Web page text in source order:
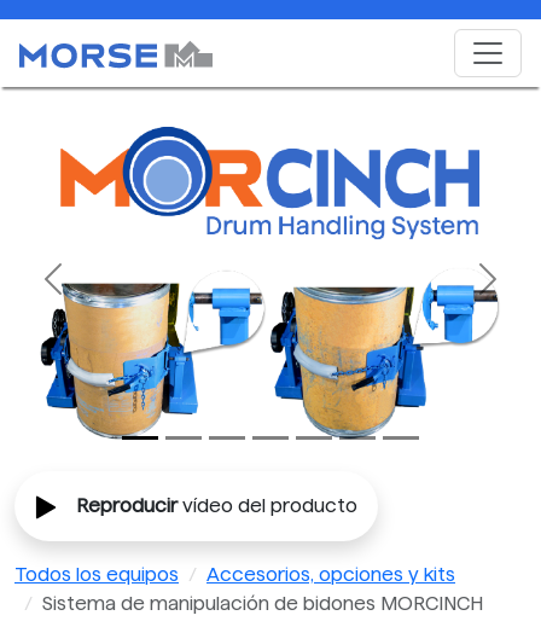
Previous Next
Reproducirvídeo del producto
Todos los equipos
Accesorios, opciones y kits
Sistema de manipulación de bidones MORCINCH